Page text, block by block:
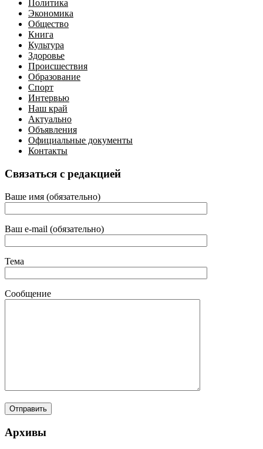
Политика
Экономика
Общество
Книга
Культура
Здоровье
Происшествия
Образование
Спорт
Интервью
Наш край
Актуально
Объявления
Официальные документы
Контакты
Связаться с редакцией
Ваше имя (обязательно)
Ваш e-mail (обязательно)
Тема
Сообщение
Архивы